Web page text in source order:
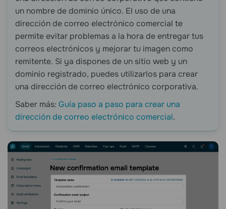
un nombre de dominio único. El uso de una
dirección de correo electrónico comercial te
permite evitar problemas a la hora de entregar tus
correos electrónicos y mejorar tu imagen como
remitente. Si ya dispones de un sitio web y un
dominio registrado, puedes utilizarlos para crear
una dirección de correo electrónico corporativa.
Saber más: Guía paso a paso para crear una
dirección de correo electrónico comercial.